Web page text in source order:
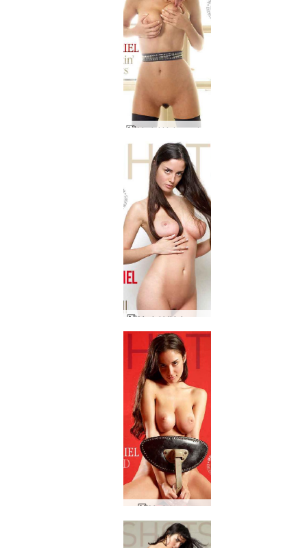
Muriel léchage de tétons
Muriel bikini rouge
Muriel rouge